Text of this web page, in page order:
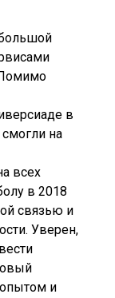
в
на
всех
в 2018
связью и
Уверен,
и